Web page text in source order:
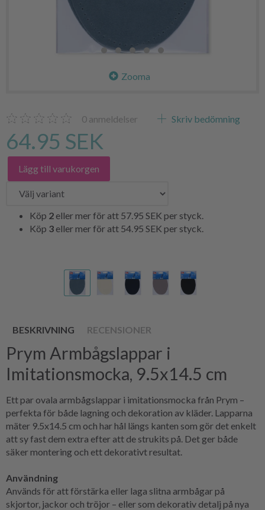
Zooma
0 anmeldelser Skriv bedömning
64.95 SEK
Lägg till varukorgen
Köp 2 eller mer för att 57.95 SEK per styck.
Köp 3 eller mer för att 54.95 SEK per styck.
BESKRIVNING RECENSIONER
Prym Armbågslappar i
Imitationsmocka, 9.5x14.5 cm
Ett par ovala armbågslappar i imitationsmocka från Prym –
perfekta för både lagning och dekoration av kläder. Lapparna
mäter 9.5x14.5 cm och har hål längs kanten som gör det enkelt
att sy fast dem extra efter att de strukits på. Det ger både
säker montering och ett dekorativt resultat.
Användning
Används för att förstärka eller laga slitna armbågar på
skjortor, jackor och tröjor – eller som dekorativ detalj på nya